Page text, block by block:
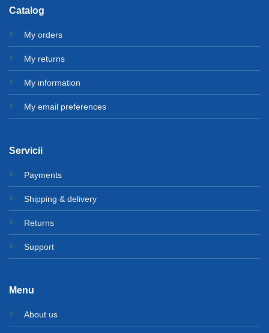
Catalog
My orders
My returns
My information
My email preferences
Servicii
Payments
Shipping & delivery
Returns
Support
Menu
About us